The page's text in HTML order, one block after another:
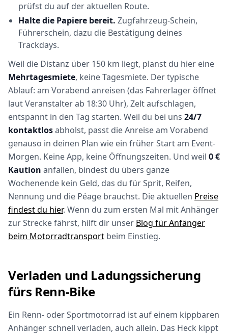
prüfst du auf der aktuellen Route.
Halte die Papiere bereit. Zugfahrzeug-Schein,
Führerschein, dazu die Bestätigung deines
Trackdays.
Weil die Distanz über 150 km liegt, planst du hier eine
Mehrtagesmiete, keine Tagesmiete. Der typische
Ablauf: am Vorabend anreisen (das Fahrerlager öffnet
laut Veranstalter ab 18:30 Uhr), Zelt aufschlagen,
entspannt in den Tag starten. Weil du bei uns 24/7
kontaktlosabholst, passt die Anreise am Vorabend
genauso in deinen Plan wie ein früher Start am Event-
Morgen. Keine App, keine Öffnungszeiten. Und weil 0 €
Kaution anfallen, bindest du übers ganze
Wochenende kein Geld, das du für Sprit, Reifen,
Nennung und die Péage brauchst. Die aktuellen Preise
findest du hier. Wenn du zum ersten Mal mit Anhänger
zur Strecke fährst, hilft dir unser Blog für Anfänger
beim Motorradtransport beim Einstieg.
Verladen und Ladungssicherung
fürs Renn-Bike
Ein Renn- oder Sportmotorrad ist auf einem kippbaren
Anhänger schnell verladen, auch allein. Das Heck kippt